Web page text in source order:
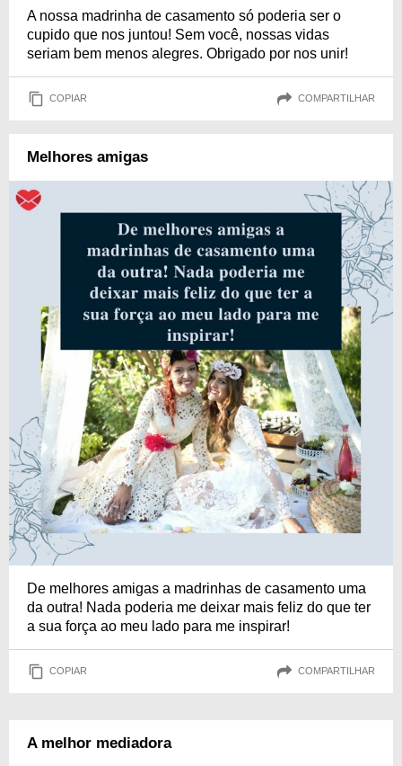
A nossa madrinha de casamento só poderia ser o
cupido que nos juntou! Sem você, nossas vidas
seriam bem menos alegres. Obrigado por nos unir!
COPIAR COMPARTILHAR
Melhores amigas
De melhores amigas a madrinhas de casamento uma
da outra! Nada poderia me deixar mais feliz do que ter
a sua força ao meu lado para me inspirar!
COPIAR COMPARTILHAR
A melhor mediadora